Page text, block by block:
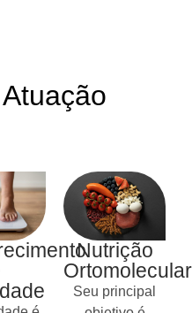
Nutrição
Ortomolecular
Seu principal